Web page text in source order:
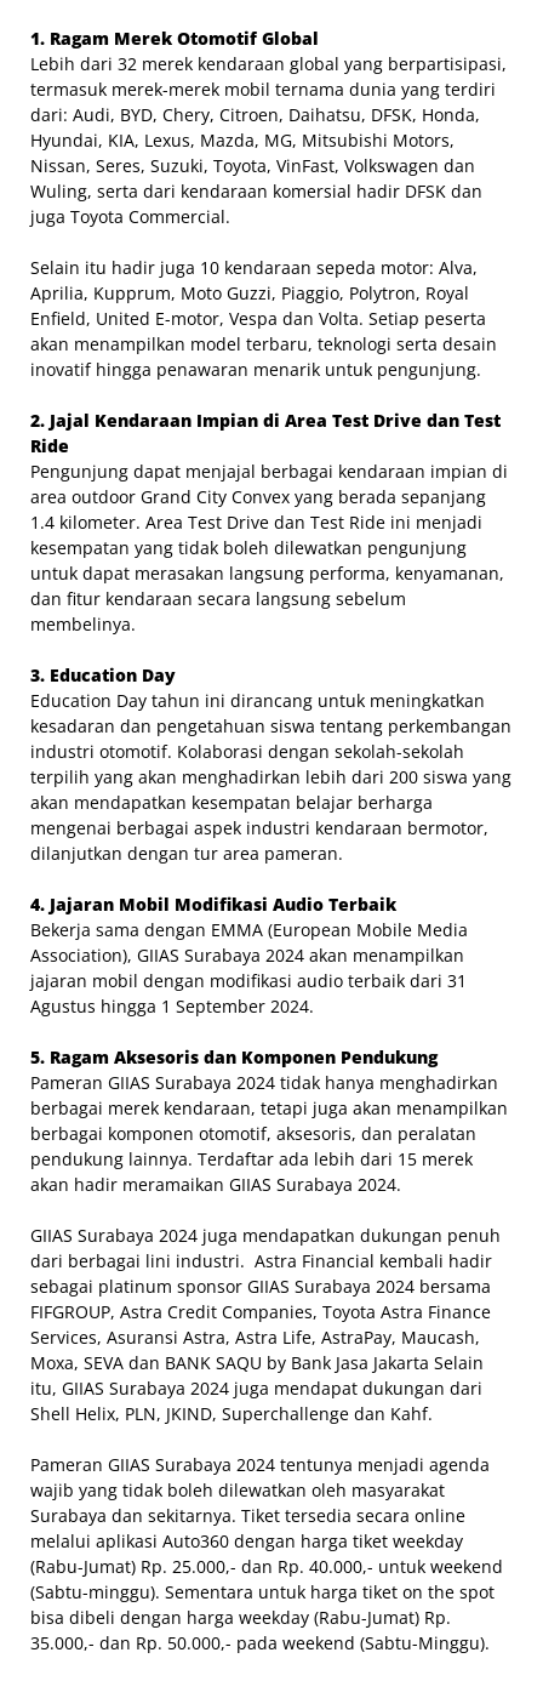
1. Ragam Merek Otomotif Global
Lebih dari 32 merek kendaraan global yang berpartisipasi,
termasuk merek-merek mobil ternama dunia yang terdiri
dari: Audi, BYD, Chery, Citroen, Daihatsu, DFSK, Honda,
Hyundai, KIA, Lexus, Mazda, MG, Mitsubishi Motors,
Nissan, Seres, Suzuki, Toyota, VinFast, Volkswagen dan
Wuling, serta dari kendaraan komersial hadir DFSK dan
juga Toyota Commercial.
Selain itu hadir juga 10 kendaraan sepeda motor: Alva,
Aprilia, Kupprum, Moto Guzzi, Piaggio, Polytron, Royal
Enfield, United E-motor, Vespa dan Volta. Setiap peserta
akan menampilkan model terbaru, teknologi serta desain
inovatif hingga penawaran menarik untuk pengunjung.
2. Jajal Kendaraan Impian di Area Test Drive dan Test
Ride
Pengunjung dapat menjajal berbagai kendaraan impian di
area outdoor Grand City Convex yang berada sepanjang
1.4 kilometer. Area Test Drive dan Test Ride ini menjadi
kesempatan yang tidak boleh dilewatkan pengunjung
untuk dapat merasakan langsung performa, kenyamanan,
dan fitur kendaraan secara langsung sebelum
membelinya.
3. Education Day
Education Day tahun ini dirancang untuk meningkatkan
kesadaran dan pengetahuan siswa tentang perkembangan
industri otomotif. Kolaborasi dengan sekolah-sekolah
terpilih yang akan menghadirkan lebih dari 200 siswa yang
akan mendapatkan kesempatan belajar berharga
mengenai berbagai aspek industri kendaraan bermotor,
dilanjutkan dengan tur area pameran.
4. Jajaran Mobil Modifikasi Audio Terbaik
Bekerja sama dengan EMMA (European Mobile Media
Association), GIIAS Surabaya 2024 akan menampilkan
jajaran mobil dengan modifikasi audio terbaik dari 31
Agustus hingga 1 September 2024.
5. Ragam Aksesoris dan Komponen Pendukung
Pameran GIIAS Surabaya 2024 tidak hanya menghadirkan
berbagai merek kendaraan, tetapi juga akan menampilkan
berbagai komponen otomotif, aksesoris, dan peralatan
pendukung lainnya. Terdaftar ada lebih dari 15 merek
akan hadir meramaikan GIIAS Surabaya 2024.
GIIAS Surabaya 2024 juga mendapatkan dukungan penuh
dari berbagai lini industri. Astra Financial kembali hadir
sebagai platinum sponsor GIIAS Surabaya 2024 bersama
FIFGROUP, Astra Credit Companies, Toyota Astra Finance
Services, Asuransi Astra, Astra Life, AstraPay, Maucash,
Moxa, SEVA dan BANK SAQU by Bank Jasa Jakarta Selain
itu, GIIAS Surabaya 2024 juga mendapat dukungan dari
Shell Helix, PLN, JKIND, Superchallenge dan Kahf.
Pameran GIIAS Surabaya 2024 tentunya menjadi agenda
wajib yang tidak boleh dilewatkan oleh masyarakat
Surabaya dan sekitarnya. Tiket tersedia secara online
melalui aplikasi Auto360 dengan harga tiket weekday
(Rabu-Jumat) Rp. 25.000,- dan Rp. 40.000,- untuk weekend
(Sabtu-minggu). Sementara untuk harga tiket on the spot
bisa dibeli dengan harga weekday (Rabu-Jumat) Rp.
35.000,- dan Rp. 50.000,- pada weekend (Sabtu-Minggu).